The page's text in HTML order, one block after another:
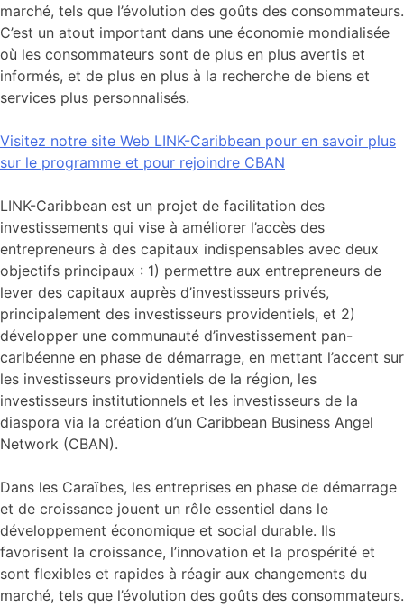
marché, tels que l’évolution des goûts des consommateurs.
C’est un atout important dans une économie mondialisée
où les consommateurs sont de plus en plus avertis et
informés, et de plus en plus à la recherche de biens et
services plus personnalisés.
Visitez notre site Web LINK-Caribbean pour en savoir plus
sur le programme et pour rejoindre CBAN
LINK-Caribbean est un projet de facilitation des
investissements qui vise à améliorer l’accès des
entrepreneurs à des capitaux indispensables avec deux
objectifs principaux : 1) permettre aux entrepreneurs de
lever des capitaux auprès d’investisseurs privés,
principalement des investisseurs providentiels, et 2)
développer une communauté d’investissement pan-
caribéenne en phase de démarrage, en mettant l’accent sur
les investisseurs providentiels de la région, les
investisseurs institutionnels et les investisseurs de la
diaspora via la création d’un Caribbean Business Angel
Network (CBAN).
Dans les Caraïbes, les entreprises en phase de démarrage
et de croissance jouent un rôle essentiel dans le
développement économique et social durable. Ils
favorisent la croissance, l’innovation et la prospérité et
sont flexibles et rapides à réagir aux changements du
marché, tels que l’évolution des goûts des consommateurs.